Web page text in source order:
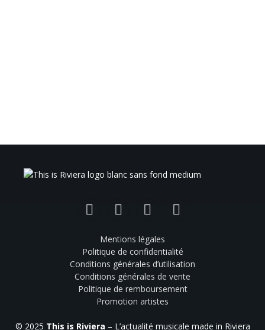
FacebookInstagramTikTok YouTube
Mentions légales
Politique de confidentialité
Conditions générales d’utilisation
Conditions générales de vente
Politique de remboursement
Promotion artistes
© 2025 This is Riviera – L’actualité musicale made in Riviera